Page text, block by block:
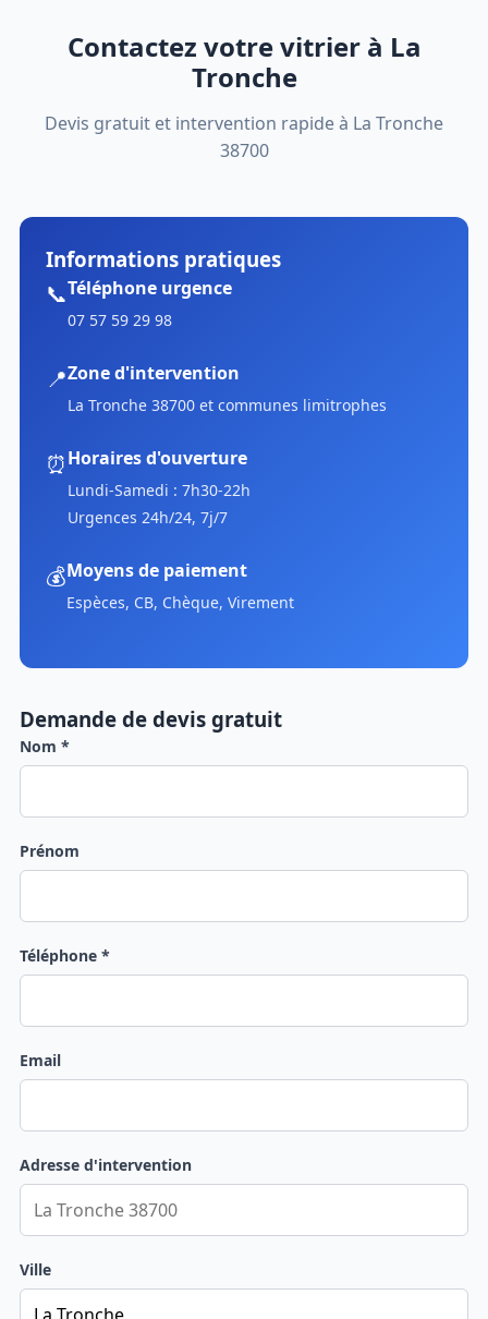
Contactez votre vitrier à La
Tronche
Devis gratuit et intervention rapide à La Tronche
38700
Informations pratiques
📞Téléphone urgence
07 57 59 29 98
📍Zone d'intervention
La Tronche 38700 et communes limitrophes
⏰Horaires d'ouverture
Lundi-Samedi : 7h30-22h
Urgences 24h/24, 7j/7
💰Moyens de paiement
Espèces, CB, Chèque, Virement
Demande de devis gratuit
Nom *
Prénom
Téléphone *
Email
Adresse d'intervention
Ville